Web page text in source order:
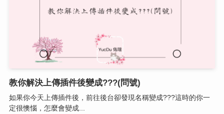
教你解決上傳插件後變成???(問號)
如果你今天上傳插件後，前往後台卻發現名稱變成???這時的你一
定很懊惱，怎麼會變成...